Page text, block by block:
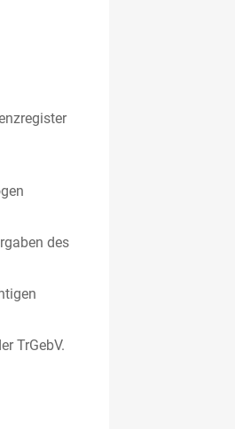
des
TrGebV.